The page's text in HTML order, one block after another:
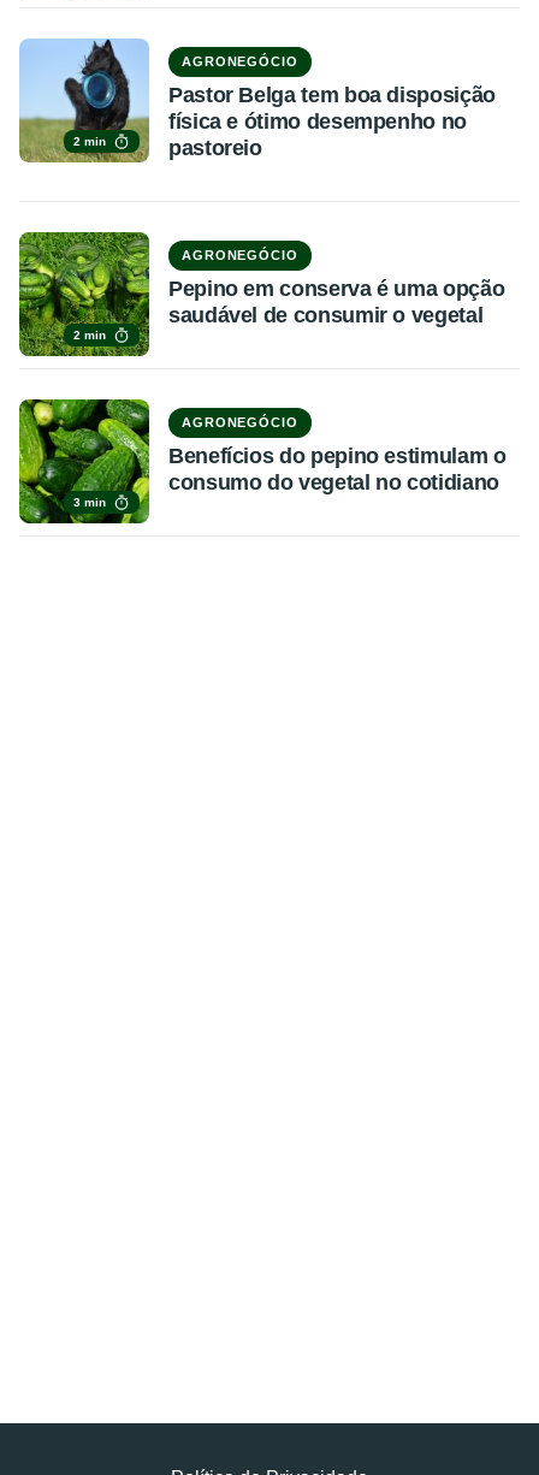
2 min
AGRONEGÓCIO
Pastor Belga tem boa disposição
física e ótimo desempenho no
pastoreio
2 min
AGRONEGÓCIO
Pepino em conserva é uma opção
saudável de consumir o vegetal
3 min
AGRONEGÓCIO
Benefícios do pepino estimulam o
consumo do vegetal no cotidiano